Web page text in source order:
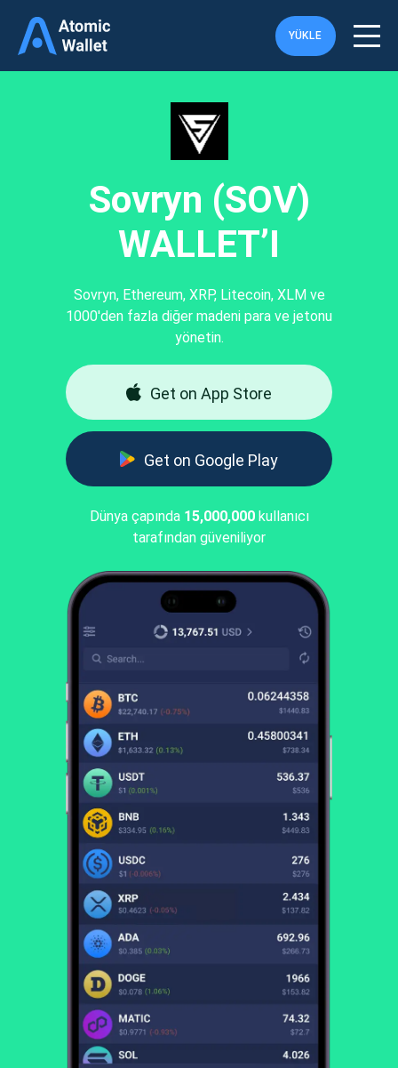
YÜKLE
Sovryn (SOV)
WALLET’I
Sovryn, Ethereum, XRP, Litecoin, XLM ve
1000'den fazla diğer madeni para ve jetonu
yönetin.
Get on App Store
Get on Google Play
Dünya çapında 15,000,000kullanıcı
tarafından güveniliyor